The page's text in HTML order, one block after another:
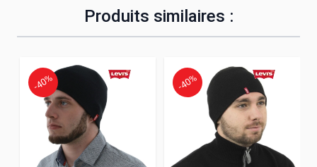
Produits similaires :
-40% -40%